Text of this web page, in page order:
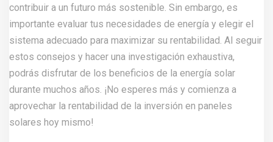
contribuir a un futuro más sostenible. Sin embargo, es
importante evaluar tus necesidades de energía y elegir el
sistema adecuado para maximizar su rentabilidad. Al seguir
estos consejos y hacer una investigación exhaustiva,
podrás disfrutar de los beneficios de la energía solar
durante muchos años. ¡No esperes más y comienza a
aprovechar la rentabilidad de la inversión en paneles
solares hoy mismo!